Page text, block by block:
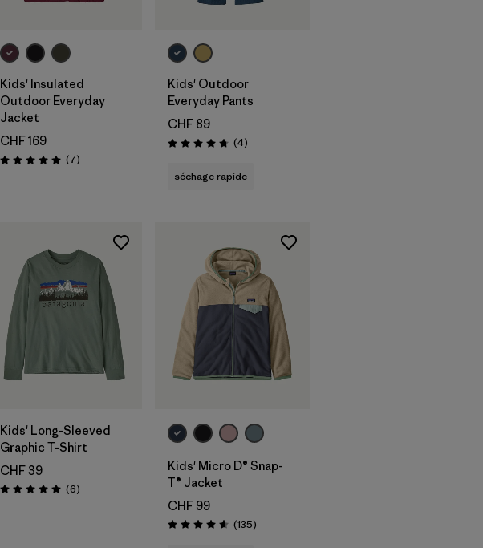
Kids' Insulated
Outdoor Everyday
Jacket
CHF 169
Évaluation: 5.0 / 5
(7Avis
)
Kids' Outdoor
Everyday Pants
CHF 89
Évaluation: 4.8 / 5
(4Avis
)
séchage rapide
Kids' Long-Sleeved
Graphic T-Shirt
CHF 39
Évaluation: 5.0 / 5
(6Avis
)
Kids' Micro D® Snap-
T® Jacket
CHF 99
Évaluation: 4.6 / 5
(135Avis
)